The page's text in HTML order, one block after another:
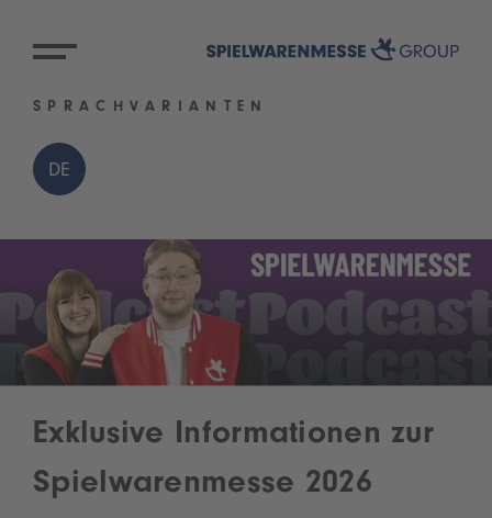
SPRACHVARIANTEN
DE
Exklusive Informationen zur
Spielwarenmesse 2026